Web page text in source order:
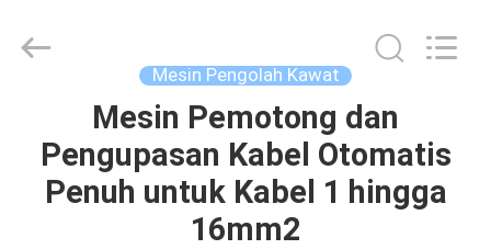
RUMAH
PRODUK
Industrial
Mesin Pengolah Kawat
Mesin Pemotong dan
Pengupasan Kabel Otomatis
Penuh untuk Kabel 1 hingga
16mm2